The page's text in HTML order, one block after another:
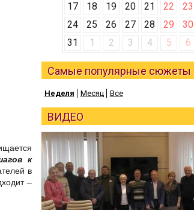
к
в
–
17
18 19 20 21 22
23
24
25 26 27 28 29
30
31
1 2 3 4 5 6
Самые популярные сюжеты
Неделя Месяц Все
ВИДЕО